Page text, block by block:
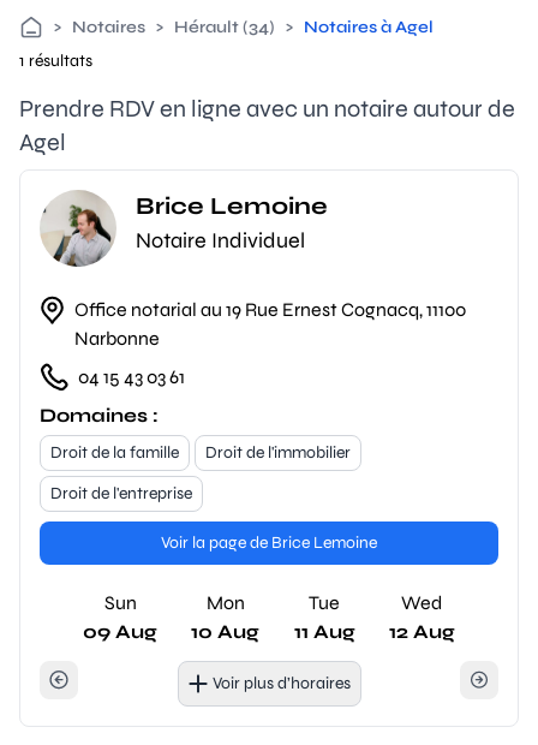
> Notaires > Hérault (34) > Notaires à Agel
1 résultats
Prendre RDV en ligne avec un notaire autour de
Agel
Brice Lemoine
Notaire Individuel
Office notarial au 19 Rue Ernest Cognacq, 11100
Narbonne
04 15 43 03 61
Domaines :
Droit de la famille
Droit de l'immobilier
Droit de l'entreprise
Voir la page de Brice Lemoine
Sun
09 Aug
Mon
10 Aug
Tue
11 Aug
Wed
12 Aug
Voir plus d’horaires